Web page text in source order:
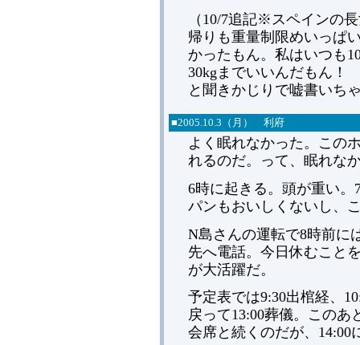
（10/7追記※スペインの
帰りも重量制限めいっぱ
かったもん。私はいつも
30kgまでいいんだもん！
と聞きかじりで嘘書いち
■2005.10.3（月） 利府
よく眠れなかった。この
れるのだ。って、眠れな
6時に起きる。頭が重い
パンもおいしくないし、
N島さんの運転で8時前に
先へ電話。今日休むこと
が大活躍だ。
予定表では9:30出棺経、
戻って13:00葬儀。この
会席と続くのだが、14:00